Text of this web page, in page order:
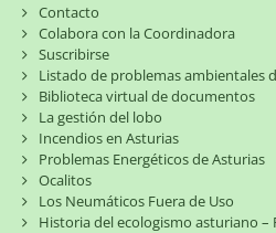
Contacto
Colabora con la Coordinadora
Suscribirse
Listado de problemas ambientales
Biblioteca virtual de documentos
La gestión del lobo
Incendios en Asturias
Problemas Energéticos de Asturias
Ocalitos
Los Neumáticos Fuera de Uso
Historia del ecologismo asturiano –